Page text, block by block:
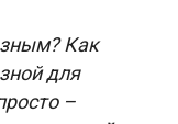
Как
для
–